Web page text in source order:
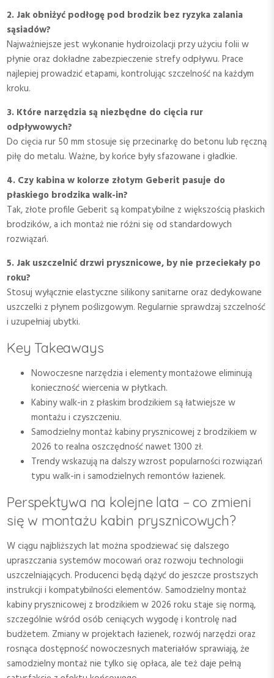
2. Jak obniżyć podłogę pod brodzik bez ryzyka zalania
sąsiadów?
Najważniejsze jest wykonanie hydroizolacji przy użyciu folii w
płynie oraz dokładne zabezpieczenie strefy odpływu. Prace
najlepiej prowadzić etapami, kontrolując szczelność na każdym
kroku.
3. Które narzędzia są niezbędne do cięcia rur
odpływowych?
Do cięcia rur 50 mm stosuje się przecinarkę do betonu lub ręczną
piłę do metalu. Ważne, by końce były sfazowane i gładkie.
4. Czy kabina w kolorze złotym Geberit pasuje do
płaskiego brodzika walk-in?
Tak, złote profile Geberit są kompatybilne z większością płaskich
brodzików, a ich montaż nie różni się od standardowych
rozwiązań.
5. Jak uszczelnić drzwi prysznicowe, by nie przeciekały po
roku?
Stosuj wyłącznie elastyczne silikony sanitarne oraz dedykowane
uszczelki z płynem poślizgowym. Regularnie sprawdzaj szczelność
i uzupełniaj ubytki.
Key Takeaways
Nowoczesne narzędzia i elementy montażowe eliminują
konieczność wiercenia w płytkach.
Kabiny walk-in z płaskim brodzikiem są łatwiejsze w
montażu i czyszczeniu.
Samodzielny montaż kabiny prysznicowej z brodzikiem w
2026 to realna oszczędność nawet 1300 zł.
Trendy wskazują na dalszy wzrost popularności rozwiązań
typu walk-in i samodzielnych remontów łazienek.
Perspektywa na kolejne lata – co zmieni
się w montażu kabin prysznicowych?
W ciągu najbliższych lat można spodziewać się dalszego
upraszczania systemów mocowań oraz rozwoju technologii
uszczelniających. Producenci będą dążyć do jeszcze prostszych
instrukcji i kompatybilności elementów. Samodzielny montaż
kabiny prysznicowej z brodzikiem w 2026 roku staje się normą,
szczególnie wśród osób ceniących wygodę i kontrolę nad
budżetem. Zmiany w projektach łazienek, rozwój narzędzi oraz
rosnąca dostępność nowoczesnych materiałów sprawiają, że
samodzielny montaż nie tylko się opłaca, ale też daje pełną